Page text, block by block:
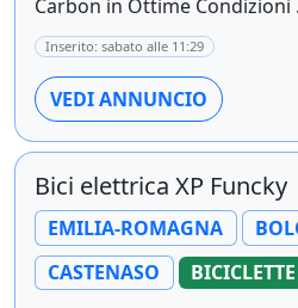
Carbon in Ottime Condizioni
Inserito: sabato alle 11:29
VEDI ANNUNCIO
Bici elettrica XP Funcky
EMILIA-ROMAGNA
CASTENASO
BICICLETTE